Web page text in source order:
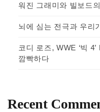
워진 그래미와 빌보드
뇌에 심는 전극과 우리
코디 로즈, WWE ‘빅
깜빡하다
Recent